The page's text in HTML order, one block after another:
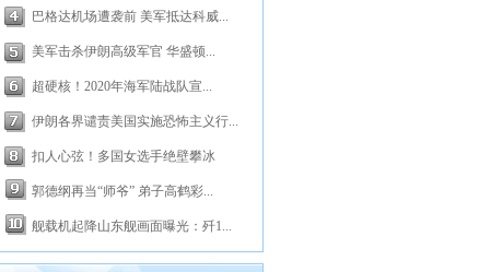
巴格达机场遭袭前 美军抵达科威...
美军击杀伊朗高级军官 华盛顿...
超硬核！2020年海军陆战队宣...
伊朗各界谴责美国实施恐怖主义行...
扣人心弦！多国女选手绝壁攀冰
郭德纲再当“师爷” 弟子高鹤彩...
舰载机起降山东舰画面曝光：歼1...